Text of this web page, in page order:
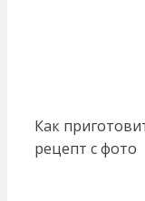
Как
рецепт с фото